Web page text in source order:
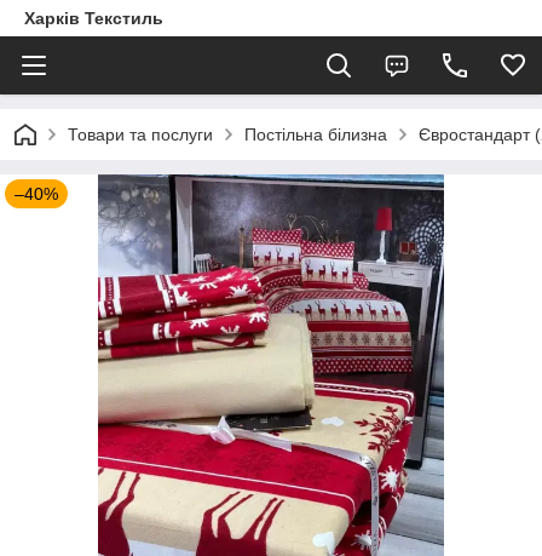
Харків Текстиль
Товари та послуги Постільна білизна Євростандарт
–40%